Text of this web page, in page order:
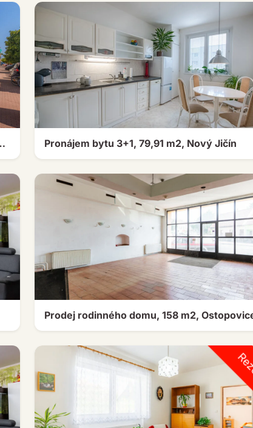
nad Moravou Pronájem bytu 3+1, 79,91 m2, Nový Jičín
Prodej rodinného domu, 158 m2,